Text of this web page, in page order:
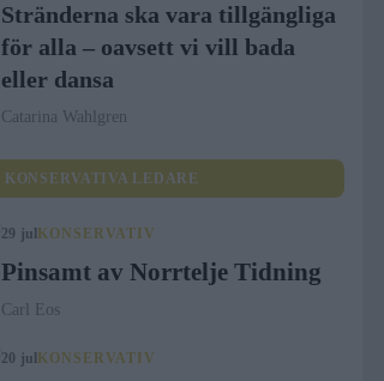
Stränderna ska vara tillgängliga
för alla – oavsett vi vill bada
eller dansa
Catarina Wahlgren
KONSERVATIVA LEDARE
29 jul KONSERVATIV
Pinsamt av Norrtelje Tidning
Carl Eos
20 jul KONSERVATIV